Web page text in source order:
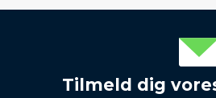
Tilmeld dig